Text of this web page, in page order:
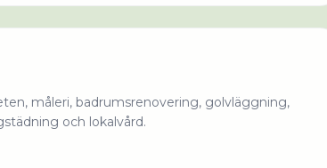
måleri, badrumsrenovering, golvläggning,
och lokalvård.